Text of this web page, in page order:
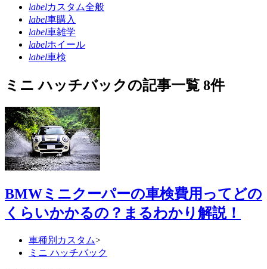
labelカスタム全般
label車購入
label車雑学
labelホイール
label車検
ミニ ハッチバックの記事一覧 8件
BMWミニクーパーの車検費用ってどの
くらいかかるの？まるわかり解説！
車種別カスタム>
ミニ ハッチバック